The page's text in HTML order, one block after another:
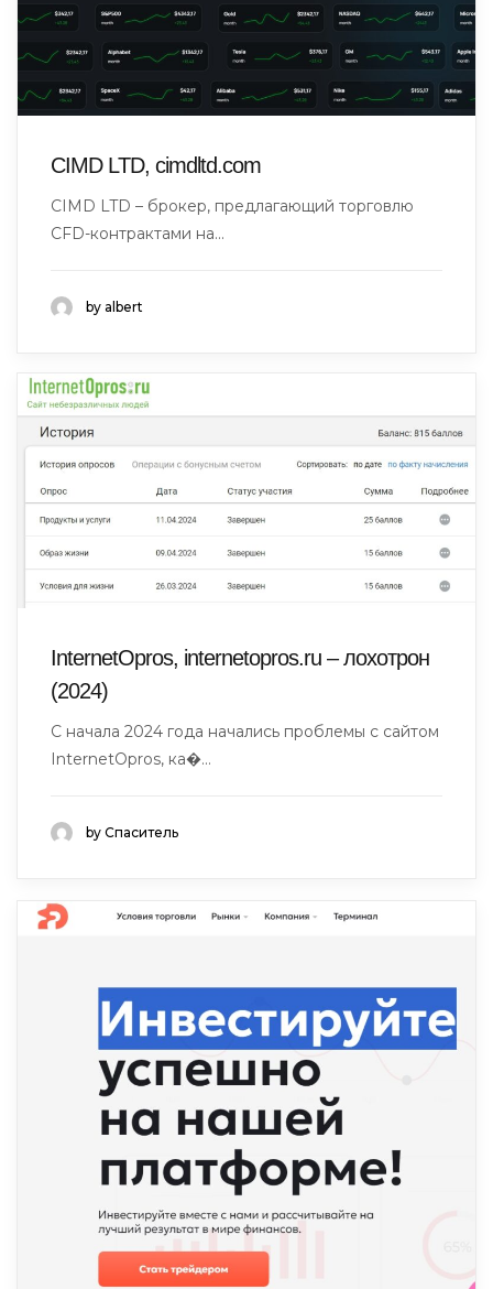
CIMD LTD, cimdltd.com
CIMD LTD – брокер, предлагающий торговлю
CFD-контрактами на...
by albert
InternetOpros, internetopros.ru – лохотрон
(2024)
С начала 2024 года начались проблемы с сайтом
InternetOpros, ка�...
by Спаситель